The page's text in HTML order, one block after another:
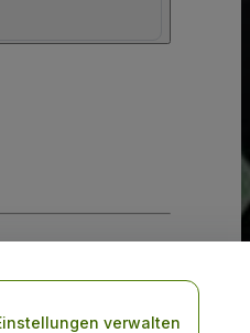
Mobilanwendungen
verwalten